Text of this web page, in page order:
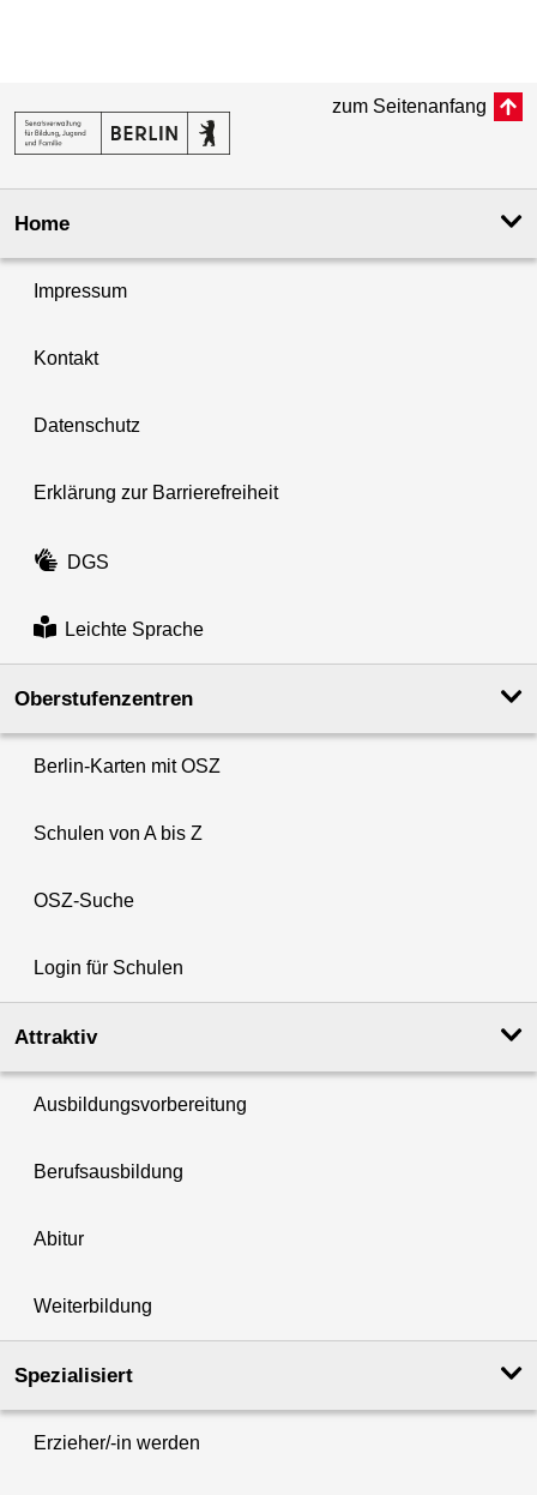
zum Seitenanfang
Home
Impressum
Kontakt
Datenschutz
Erklärung zur Barrierefreiheit
DGS
Leichte Sprache
Oberstufenzentren
Berlin-Karten mit OSZ
Schulen von A bis Z
OSZ-Suche
Login für Schulen
Attraktiv
Ausbildungsvorbereitung
Berufsausbildung
Abitur
Weiterbildung
Spezialisiert
Erzieher/-in werden